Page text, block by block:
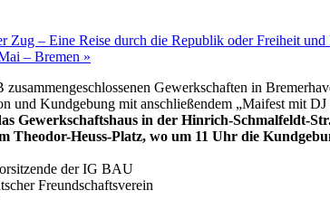
Zug – Eine Reise durch die Republik oder Freiheit und
– Bremen »
Gewerkschaften in
und Kundgebung mit anschließendem „Maifest mit DJ
Gewerkschaftshaus in der Hinrich-Schmalfeldt-
Theodor-Heuss-Platz, wo um 11 Uhr die
der IG BAU
Freundschaftsverein